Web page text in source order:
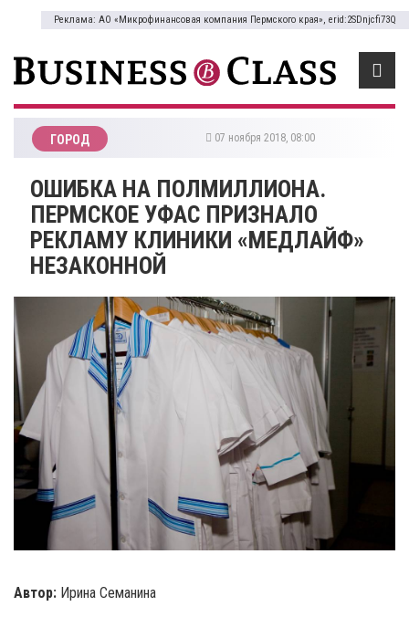
Реклама: АО «Микрофинансовая компания Пермского края», erid:2SDnjcfi73Q
ГОРОД 07 ноября 2018, 08:00
ОШИБКА НА ПОЛМИЛЛИОНА.
ПЕРМСКОЕ УФАС ПРИЗНАЛО
РЕКЛАМУ КЛИНИКИ «МЕДЛАЙФ»
НЕЗАКОННОЙ
Автор: Ирина Семанина